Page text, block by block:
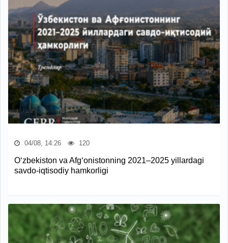
04/08, 14:26 120
O‘zbekiston va Afg‘onistonning 2021–2025 yillardagi
savdo-iqtisodiy hamkorligi